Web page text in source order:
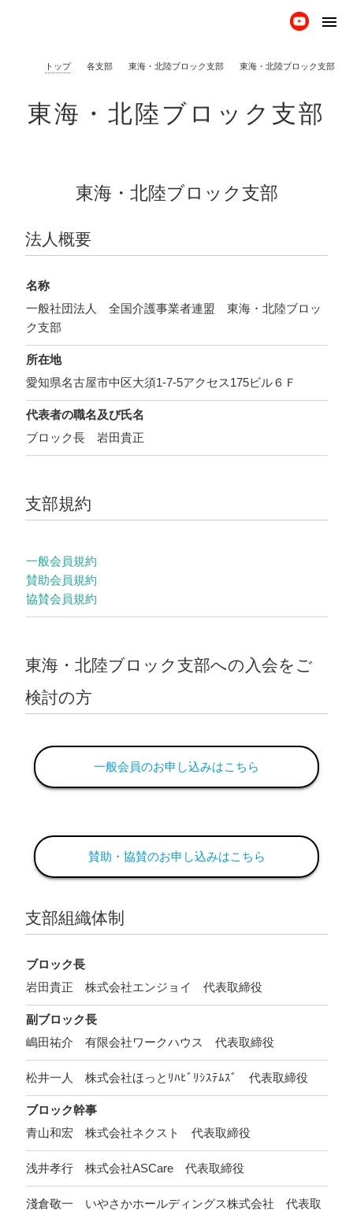
menu
トップ 各支部 東海・北陸ブロック支部 東海・北陸ブロック支部
東海・北陸ブロック支部
東海・北陸ブロック支部
法人概要
名称
一般社団法人 全国介護事業者連盟 東海・北陸ブロッ
ク支部
所在地
愛知県名古屋市中区大須1-7-5アクセス175ビル６Ｆ
代表者の職名及び氏名
ブロック長 岩田貴正
支部規約
一般会員規約
賛助会員規約
協賛会員規約
東海・北陸ブロック支部への入会をご
検討の方
一般会員のお申し込みはこちら
賛助・協賛のお申し込みはこちら
支部組織体制
ブロック長
岩田貴正 株式会社エンジョイ 代表取締役
副ブロック長
嶋田祐介 有限会社ワークハウス 代表取締役
松井一人 株式会社ほっとﾘﾊﾋﾞﾘｼｽﾃﾑｽﾞ 代表取締役
ブロック幹事
青山和宏 株式会社ネクスト 代表取締役
浅井孝行 株式会社ASCare 代表取締役
淺倉敬一 いやさかホールディングス株式会社 代表取